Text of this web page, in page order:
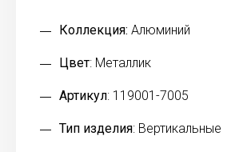
Коллекция: Алюминий
Цвет: Металлик
Артикул: 119001-7005
Тип изделия: Вертикальные